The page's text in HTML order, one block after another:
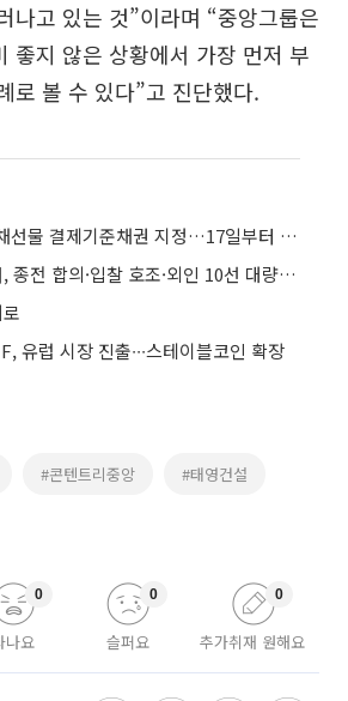
나고 있는 것”이라며 “중앙그룹은
좋지 않은 상황에서 가장 먼저 부
로 볼 수 있다”고 진단했다.
거래소, 12월물 국채선물 결제기준채권 지정…17일부터 거래 시작
금리 보름여만 최저, 종전 합의·입찰 호조·외인 10선 대량매수
유럽 시장 진출∙∙∙스테이블코인 확장
#콘텐트리중앙 #태영건설
나요
0
슬퍼요
0
추가취재 원해요
0